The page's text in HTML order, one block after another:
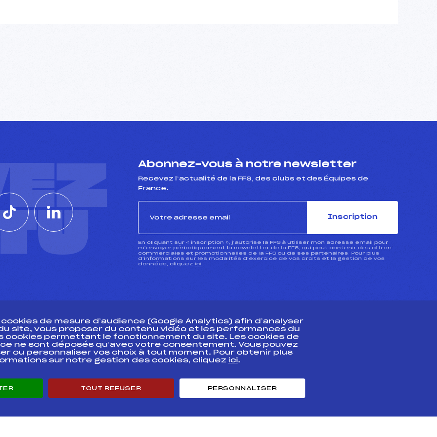
Abonnez-vous à notre newsletter
Recevez l’actualité de la FFS, des clubs et des Équipes de
France.
Inscription
En cliquant sur « inscription », j’autorise la FFS à utiliser mon adresse email pour
m’envoyer périodiquement la newsletter de la FFS, qui peut contenir des offres
commerciales et promotionnelles de la FFS ou de ses partenaires. Pour plus
d’informations sur les modalités d’exercice de vos droits et la gestion de vos
données, cliquez ici
Pass’Neige
Projet sportif fédéral
Pôle vie de l’athlète
Enseignement professionnel
de mesure d’audience (Google Analytics) afin d’analyser
site, vous proposer du contenu vidéo et les performances du
cookies permettant le fonctionnement du site. Les cookies de
ne sont déposés qu’avec votre consentement. Vous pouvez
ou personnaliser vos choix à tout moment. Pour obtenir plus
sur notre gestion des cookies, cliquez ici.
TOUT REFUSER PERSONNALISER